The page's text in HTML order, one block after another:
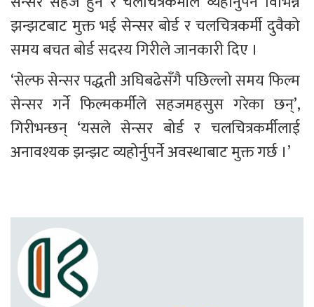
झन्झटबाट मुक्त भई सेन्सर बोर्ड र चलचित्रकर्मी दुवैको
समय बचत बोर्ड सदस्य गिरीले जानकारी दिए ।
‘सेल्फ सेन्सर पद्धती अघिबढेसँगै पछिल्लो समय फिल्म
सेन्सर गर्ने फिल्मकर्मीले सहजमहसुस गरेका छन्’,
गिरीभन्छन् ‘यसले सेन्सर बोर्ड र चलचित्रकर्मीलाई
अनावश्यक झन्झट व्यहोर्नुपर्ने अवस्थाबाट मुक्त गर्छ ।’